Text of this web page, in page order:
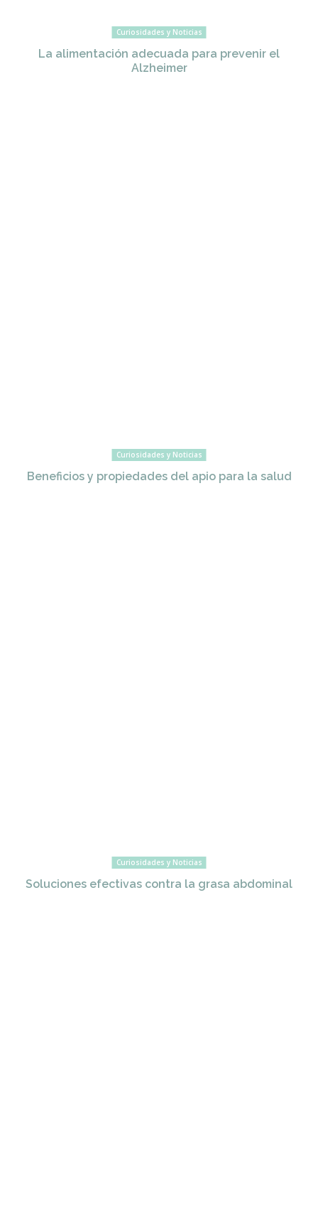
Curiosidades y Noticias
La alimentación adecuada para prevenir el
Alzheimer
Curiosidades y Noticias
Beneficios y propiedades del apio para la salud
Curiosidades y Noticias
Soluciones efectivas contra la grasa abdominal